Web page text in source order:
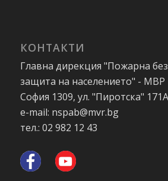
КОНТАКТИ
Главна дирекция "Пожарна
защита на населението" - МВР
София 1309, ул. "Пиротска" 171А
e-mail: nspab@mvr.bg
тел.: 02 982 12 43